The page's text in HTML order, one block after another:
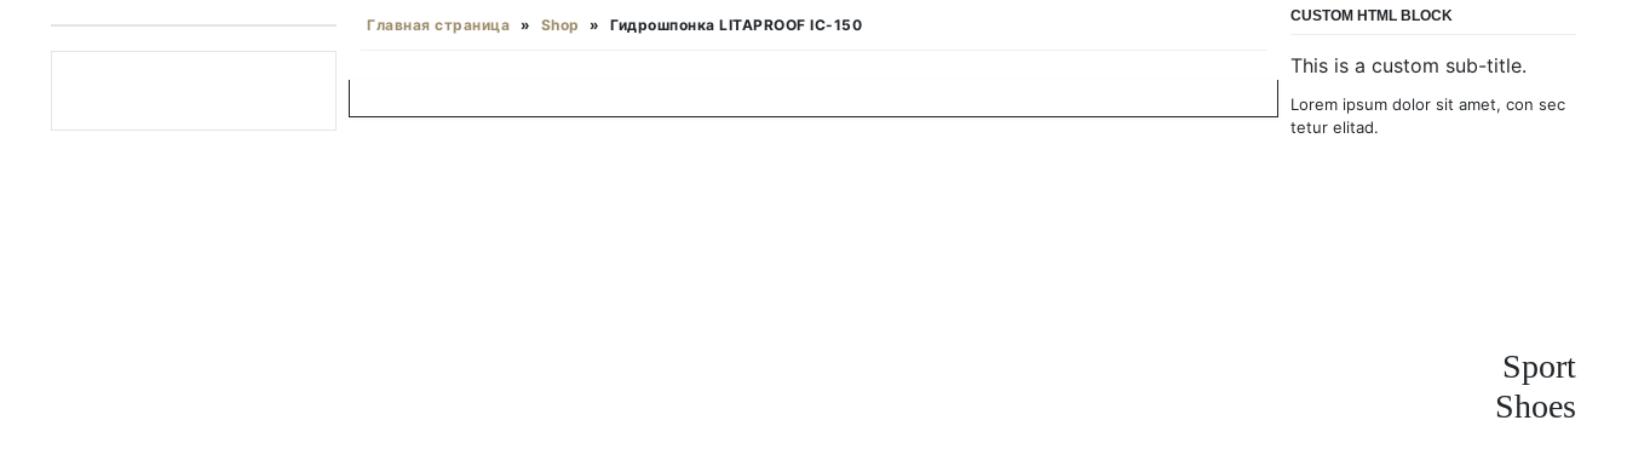
Главная страница » Shop » Гидрошпонка LITAPROOF IC-150 CUSTOM HTML BLOCK
This is a custom sub-title.
Lorem ipsum dolor sit amet, con sec
tetur elitad.
Sport
Shoes